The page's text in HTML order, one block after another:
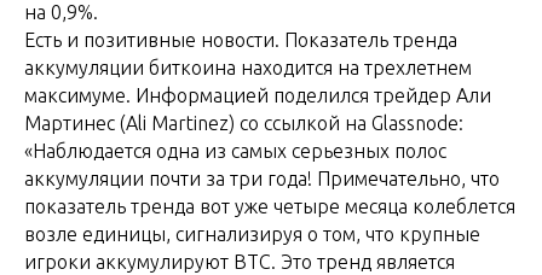
на 0,9%.
Есть и позитивные новости. Показатель тренда
аккумуляции биткоина находится на трехлетнем
максимуме. Информацией поделился трейдер Али
Мартинес (Ali Martinez) со ссылкой на Glassnode:
«Наблюдается одна из самых серьезных полос
аккумуляции почти за три года! Примечательно, что
показатель тренда вот уже четыре месяца колеблется
возле единицы, сигнализируя о том, что крупные
игроки аккумулируют BTC. Это тренд является